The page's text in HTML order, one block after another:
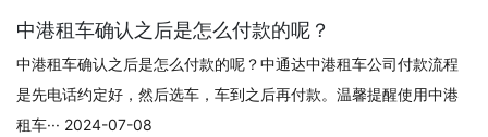
中港租车确认之后是怎么付款的呢？
中港租车确认之后是怎么付款的呢？中通达中港租车公司付款流程
是先电话约定好，然后选车，车到之后再付款。温馨提醒使用中港
租车··· 2024-07-08